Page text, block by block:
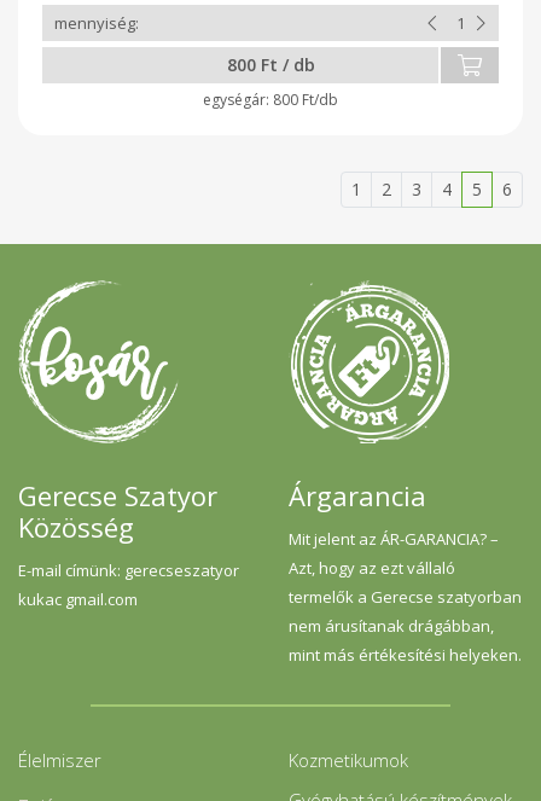
800 Ft / db
800 Ft/db
1 2 3 4 5 6
Gerecse Szatyor
Közösség
E-mail címünk: gerecseszatyor
kukac gmail.com
Árgarancia
Mit jelent az ÁR-GARANCIA? –
Azt, hogy az ezt vállaló
termelők a Gerecse szatyorban
nem árusítanak drágábban,
mint más értékesítési helyeken.
Élelmiszer
Kozmetikumok